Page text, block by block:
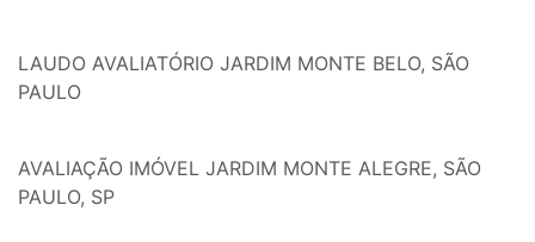
LAUDO AVALIATÓRIO JARDIM MONTE BELO, SÃO
PAULO
AVALIAÇÃO IMÓVEL JARDIM MONTE ALEGRE, SÃO
PAULO, SP